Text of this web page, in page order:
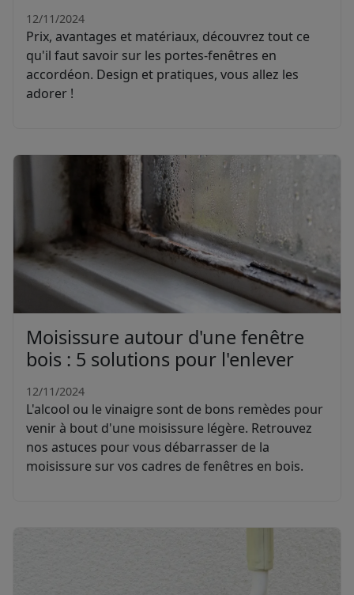
12/11/2024
Prix, avantages et matériaux, découvrez tout ce
qu'il faut savoir sur les portes-fenêtres en
accordéon. Design et pratiques, vous allez les
adorer !
Moisissure autour d'une fenêtre
bois : 5 solutions pour l'enlever
12/11/2024
L'alcool ou le vinaigre sont de bons remèdes pour
venir à bout d'une moisissure légère. Retrouvez
nos astuces pour vous débarrasser de la
moisissure sur vos cadres de fenêtres en bois.